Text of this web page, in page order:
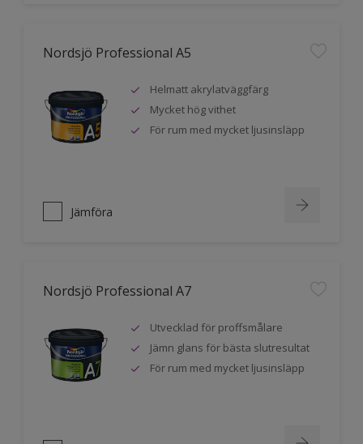
Nordsjö Professional A5
Helmatt akrylatväggfärg
Mycket hög vithet
För rum med mycket ljusinsläpp
Jämföra
Nordsjö Professional A7
Utvecklad för proffsmålare
Jämn glans för bästa slutresultat
För rum med mycket ljusinsläpp